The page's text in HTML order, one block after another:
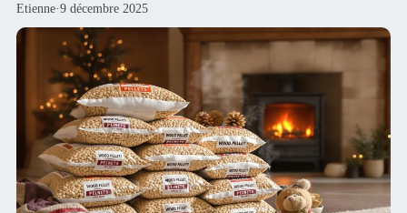
Etienne·9 décembre 2025